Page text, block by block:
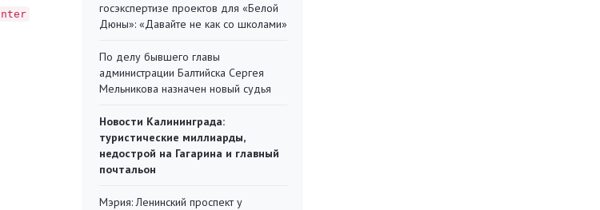
госэкспертизе проектов для «Белой
Дюны»: «Давайте не как со школами»
По делу бывшего главы
администрации Балтийска Сергея
Мельникова назначен новый судья
Новости Калининграда:
туристические миллиарды,
недострой на Гагарина и главный
почтальон
Мэрия: Ленинский проспект у